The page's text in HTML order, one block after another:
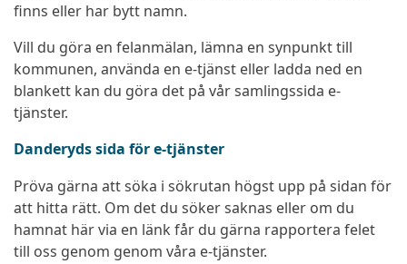
finns eller har bytt namn.
Vill du göra en felanmälan, lämna en synpunkt till
kommunen, använda en e-tjänst eller ladda ned en
blankett kan du göra det på vår samlingssida e-
tjänster.
Danderyds sida för e-tjänster
Pröva gärna att söka i sökrutan högst upp på sidan för
att hitta rätt. Om det du söker saknas eller om du
hamnat här via en länk får du gärna rapportera felet
till oss genom genom våra e-tjänster.